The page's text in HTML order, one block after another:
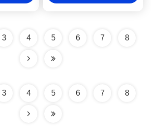
3 4 5 6 7 8
3 4 5 6 7 8